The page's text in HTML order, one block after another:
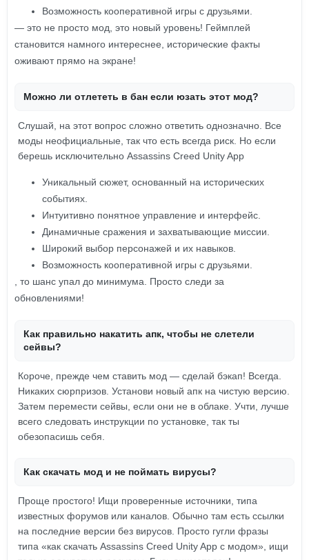
Возможность кооперативной игры с друзьями.
— это не просто мод, это новый уровень! Геймплей
становится намного интереснее, исторические факты
оживают прямо на экране!
Можно ли отлететь в бан если юзать этот мод?
Слушай, на этот вопрос сложно ответить однозначно. Все
моды неофициальные, так что есть всегда риск. Но если
берешь исключительно Assassins Creed Unity App
Уникальный сюжет, основанный на исторических
событиях.
Интуитивно понятное управление и интерфейс.
Динамичные сражения и захватывающие миссии.
Широкий выбор персонажей и их навыков.
Возможность кооперативной игры с друзьями.
, то шанс упал до минимума. Просто следи за
обновлениями!
Как правильно накатить апк, чтобы не слетели
сейвы?
Короче, прежде чем ставить мод — сделай бэкап! Всегда.
Никаких сюрпризов. Установи новый апк на чистую версию.
Затем перемести сейвы, если они не в облаке. Учти, лучше
всего следовать инструкции по установке, так ты
обезопасишь себя.
Как скачать мод и не поймать вирусы?
Проще простого! Ищи проверенные источники, типа
известных форумов или каналов. Обычно там есть ссылки
на последние версии без вирусов. Просто гугли фразы
типа «как скачать Assassins Creed Unity App с модом», ищи